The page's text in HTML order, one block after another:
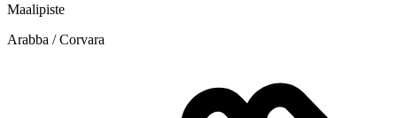
Maalipiste
Arabba / Corvara